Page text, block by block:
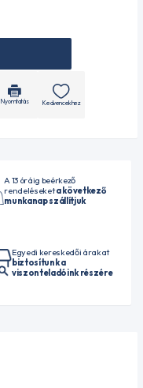
Nyomtatás Kedvencekhez
A 13 óráig beérkező
rendeléseketa következő
munkanap szállítjuk
Egyedi kereskedői árakat
biztosítunk a
viszonteladóink részére